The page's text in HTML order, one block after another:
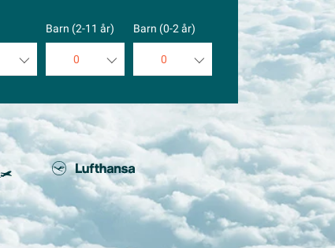
Barn (2-11 år)
0
2
3
4
5
Barn (0-2 år)
0
3
4